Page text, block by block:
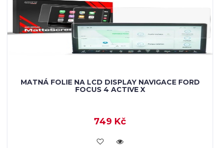
MATNÁ FOLIE NA LCD DISPLAY NAVIGACE FORD
FOCUS 4 ACTIVE X
749 Kč
VLOŽIT DO KOŠÍKU